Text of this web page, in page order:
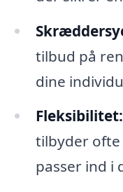
tilbud på
dine
Fleksibilitet:
tilbyder ofte
passer ind i